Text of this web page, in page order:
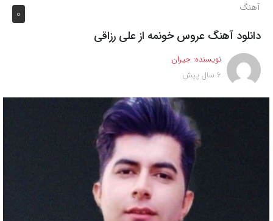
0 آهنگ
دانلود آهنگ عروس خونمه از علی رزاقی
نویسنده: جیران
6 سال پیش